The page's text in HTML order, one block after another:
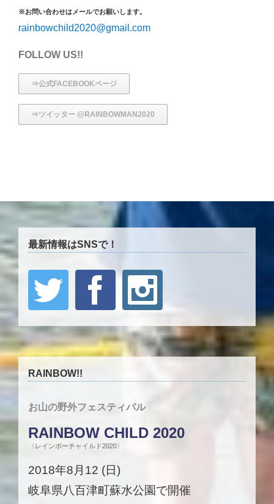
※お問い合わせはメールでお願いします。
rainbowchild2020@gmail.com
FOLLOW US!!
⇒公式FACEBOOKページ
⇒ツイッター @RAINBOWMAN2020
最新情報はSNSで！
RAINBOW!!
お山の野外フェスティバル
RAINBOW CHILD 2020
〈レインボーチャイルド2020〉
2018年8月12 (日)
岐阜県八百津町蘇水公園で開催